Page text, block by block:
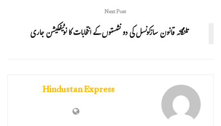
Next Post
تلنگانہ قانون سازکونسل کی دو نشستوں کے انتخابات کا نوٹیفکیشن جاری
Hindustan Express